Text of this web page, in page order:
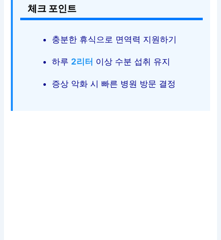
체크 포인트
충분한 휴식으로 면역력 지원하기
하루 2리터 이상 수분 섭취 유지
증상 악화 시 빠른 병원 방문 결정